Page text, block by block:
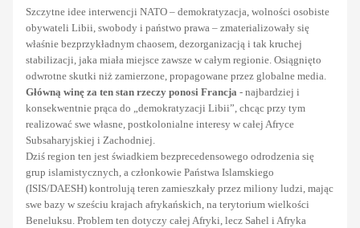
Szczytne idee interwencji NATO – demokratyzacja, wolności osobiste
obywateli Libii, swobody i państwo prawa – zmaterializowały się
właśnie bezprzykładnym chaosem, dezorganizacją i tak kruchej
stabilizacji, jaka miała miejsce zawsze w całym regionie. Osiągnięto
odwrotne skutki niż zamierzone, propagowane przez globalne media.
Główną winę za ten stan rzeczy ponosi Francja - najbardziej i
konsekwentnie prąca do „demokratyzacji Libii”, chcąc przy tym
realizować swe własne, postkolonialne interesy w całej Afryce
Subsaharyjskiej i Zachodniej.
Dziś region ten jest świadkiem bezprecedensowego odrodzenia się
grup islamistycznych, a członkowie Państwa Islamskiego
(ISIS/DAESH) kontrolują teren zamieszkały przez miliony ludzi, mając
swe bazy w sześciu krajach afrykańskich, na terytorium wielkości
Beneluksu. Problem ten dotyczy całej Afryki, lecz Sahel i Afryka